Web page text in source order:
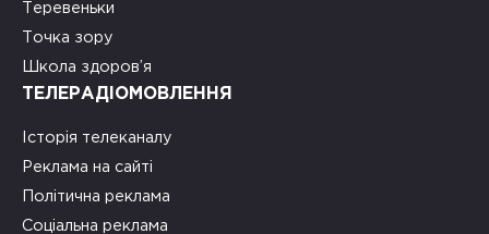
Теревеньки
Точка зору
Школа здоров’я
ТЕЛЕРАДІОМОВЛЕННЯ
Історія телеканалу
Реклама на сайті
Політична реклама
Соціальна реклама